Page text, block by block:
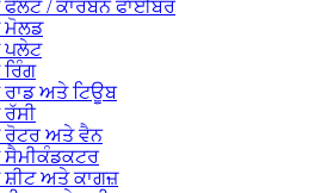
/ ਕਾਰਬਨ ਫਾਈਬਰ
ਮੋਲਡ
ਪਲੇਟ
ਅਤੇ ਟਿਊਬ
ਰੋਟਰ ਅਤੇ ਵੈਨ
ਅਤੇ ਕਾਗਜ਼